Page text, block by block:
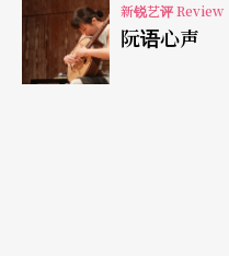
新锐艺评 Review
阮语心声